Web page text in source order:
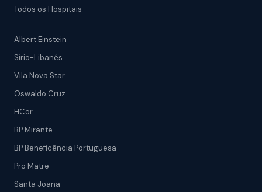
Todos os Hospitais
Albert Einstein
Sírio-Libanês
Vila Nova Star
Oswaldo Cruz
HCor
BP Mirante
BP Beneficência Portuguesa
Pro Matre
Santa Joana